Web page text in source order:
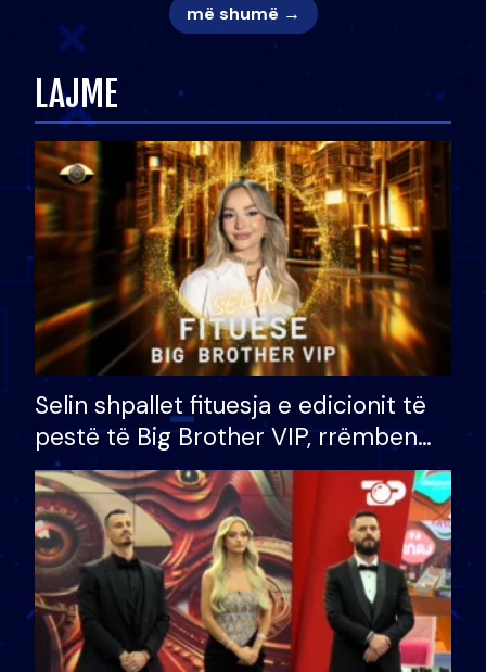
më shumë →
LAJME
Selin shpallet fituesja e edicionit të
pestë të Big Brother VIP, rrëmben
çmimin e madh prej 100 mijë eurosh